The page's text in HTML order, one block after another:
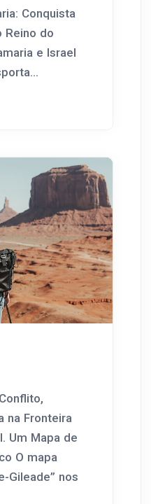
Conquista
Reino do
e Israel
na Fronteira
Um Mapa de
O mapa
Gileade” nos